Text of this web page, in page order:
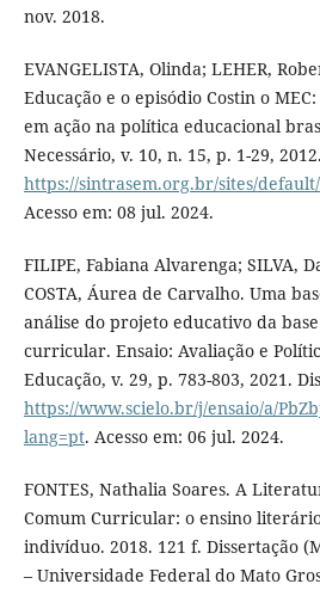
nov. 2018.
EVANGELISTA, Olinda; LEHER,
Educação e o episódio Costin o
em ação na política educacional
Necessário, v. 10, n. 15, p. 1-29,
https://sintrasem.org.br/sites/
Acesso em: 08 jul. 2024.
FILIPE, Fabiana Alvarenga; SILVA,
COSTA, Áurea de Carvalho. Uma
análise do projeto educativo da
curricular. Ensaio: Avaliação e
Educação, v. 29, p. 783-803, 2021.
https://www.scielo.br/j/ensaio/a/
lang=pt. Acesso em: 06 jul. 2024.
FONTES, Nathalia Soares. A
Comum Curricular: o ensino
indivíduo. 2018. 121 f. Dissertação
– Universidade Federal do Mato